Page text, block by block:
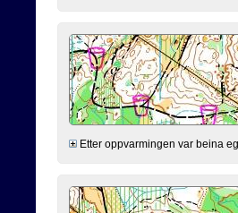
Etter oppvarmingen var beina